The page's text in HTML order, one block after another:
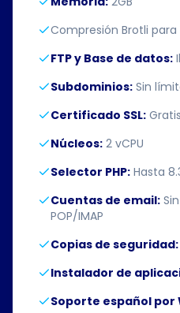
Compresión Brotli para
FTP y Base de datos:
Subdominios: Sin
Certificado SSL: Gratis
Núcleos: 2 vCPU
Selector PHP: Hasta
Cuentas de email:
POP/IMAP
Copias de seguridad:
Instalador de
Soporte español por